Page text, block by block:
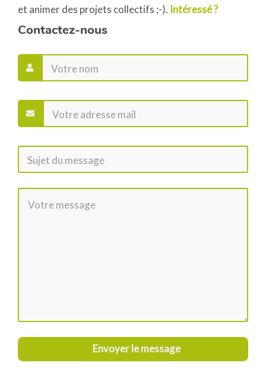
et animer des projets collectifs ;-). Intéressé ?
Contactez-nous
Envoyer le message